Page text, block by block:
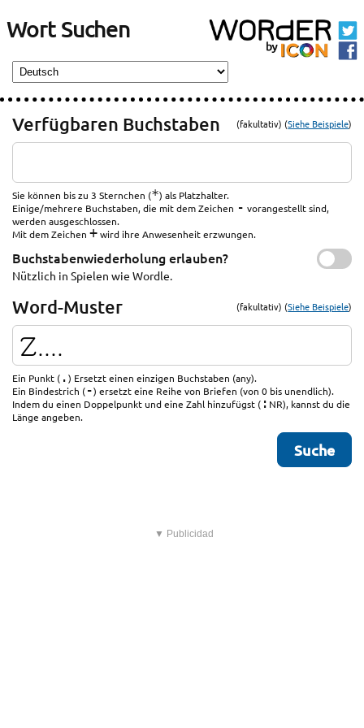
Wort Suchen
Verfügbaren Buchstaben (fakultativ) (Siehe Beispiele)
Sie können bis zu 3 Sternchen (*) als Platzhalter.
Einige/mehrere Buchstaben, die mit dem Zeichen - vorangestellt sind,
werden ausgeschlossen.
Mit dem Zeichen +wird ihre Anwesenheit erzwungen.
Buchstabenwiederholung erlauben?
Nützlich in Spielen wie Wordle.
Word-Muster (fakultativ) (Siehe Beispiele)
Ein Punkt (.) Ersetzt einen einzigen Buchstaben (any).
Ein Bindestrich (-) ersetzt eine Reihe von Briefen (von 0 bis unendlich).
Indem du einen Doppelpunkt und eine Zahl hinzufügst (: NR), kannst du die
Länge angeben.
▼ Publicidad